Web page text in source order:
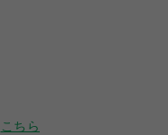
こちら